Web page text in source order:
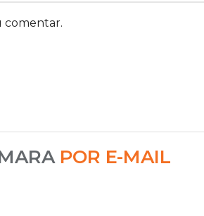
comentar.
POR E-MAIL